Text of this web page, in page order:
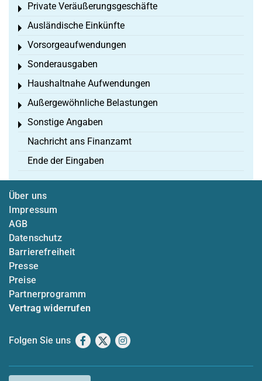
Private Veräußerungsgeschäfte
Toggle menu
Ausländische Einkünfte
Toggle menu
Vorsorgeaufwendungen
Toggle menu
Sonderausgaben
Toggle menu
Haushaltnahe Aufwendungen
Toggle menu
Außergewöhnliche Belastungen
Toggle menu
Sonstige Angaben
Toggle menu
Nachricht ans Finanzamt
Ende der Eingaben
Über uns
Impressum
AGB
Datenschutz
Barrierefreiheit
Presse
Preise
Partnerprogramm
Vertrag widerrufen
Folgen Sie uns Facebook
X Instagram